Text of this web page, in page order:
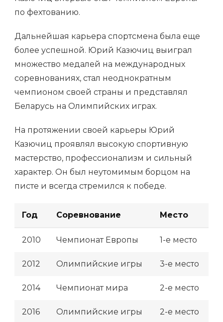
по фехтованию.
Дальнейшая карьера спортсмена была еще
более успешной. Юрий Казючиц выиграл
множество медалей на международных
соревнованиях, стал неоднократным
чемпионом своей страны и представлял
Беларусь на Олимпийских играх.
На протяжении своей карьеры Юрий
Казючиц проявлял высокую спортивную
мастерство, профессионализм и сильный
характер. Он был неутомимым борцом на
писте и всегда стремился к победе.
Год Соревнование Место
2010 Чемпионат Европы 1-е место
2012 Олимпийские игры 3-е место
2014 Чемпионат мира 2-е место
2016 Олимпийские игры 2-е место